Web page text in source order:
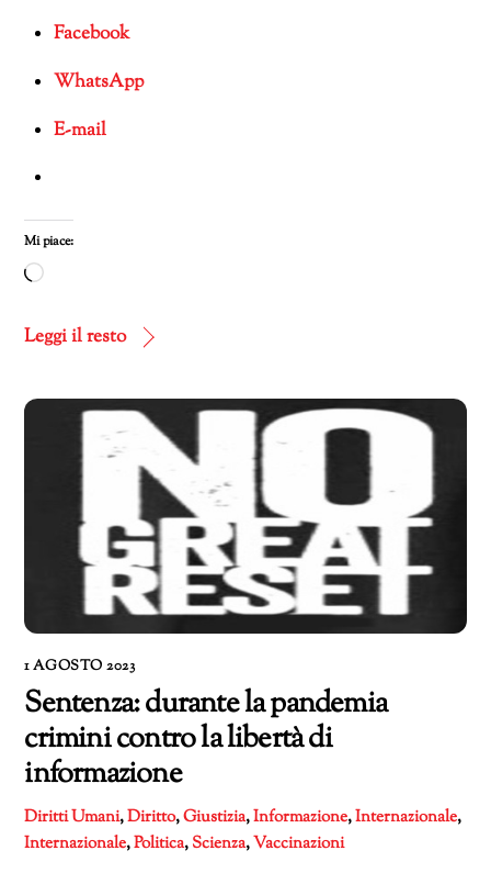
Facebook
WhatsApp
E-mail
Mi piace:
Caricamento
corso…
Leggi il resto
1 AGOSTO 2023
Sentenza: durante la pandemia
crimini contro la libertà di
informazione
Diritti Umani,Diritto,Giustizia,Informazione,Internazionale,
Internazionale,Politica,Scienza,Vaccinazioni